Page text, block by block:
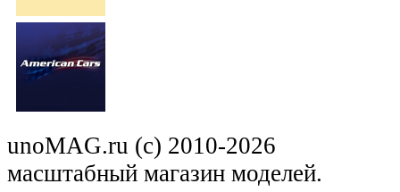
unoMAG.ru (c) 2010-2026
масштабный магазин моделей.